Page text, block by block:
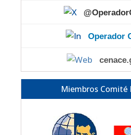
Operador
Miembros Comité